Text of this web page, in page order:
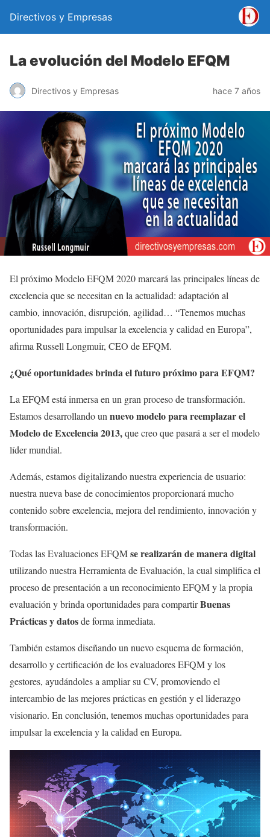
Directivos y Empresas
La evolución del Modelo EFQM
Directivos y Empresas hace 7 años
El próximo Modelo EFQM 2020 marcará las principales líneas de
excelencia que se necesitan en la actualidad: adaptación al
cambio, innovación, disrupción, agilidad… “Tenemos muchas
oportunidades para impulsar la excelencia y calidad en Europa”,
afirma Russell Longmuir, CEO de EFQM.
¿Qué oportunidades brinda el futuro próximo para EFQM?
La EFQM está inmersa en un gran proceso de transformación.
Estamos desarrollando un nuevo modelo para reemplazar el
Modelo de Excelencia 2013,que creo que pasará a ser el modelo
líder mundial.
Además, estamos digitalizando nuestra experiencia de usuario:
nuestra nueva base de conocimientos proporcionará mucho
contenido sobre excelencia, mejora del rendimiento, innovación y
transformación.
Todas las Evaluaciones EFQMse realizarán de manera digital
utilizando nuestra Herramienta de Evaluación, la cual simplifica el
proceso de presentación a un reconocimiento EFQM y la propia
evaluación y brinda oportunidades para compartirBuenas
Prácticas y datosde forma inmediata.
También estamos diseñando un nuevo esquema de formación,
desarrollo y certificación de los evaluadores EFQM y los
gestores, ayudándoles a ampliar su CV, promoviendo el
intercambio de las mejores prácticas en gestión y el liderazgo
visionario. En conclusión, tenemos muchas oportunidades para
impulsar la excelencia y la calidad en Europa.